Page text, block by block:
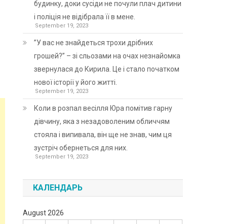
будинку, доки сусіди не почули плач дитини
і поліція не відібрала її в мене.
September 19, 2023
”У вас не знайдеться трохи дрібних
грошей?” – зі сльозами на очах незнайомка
звернулася до Кирила. Це і стало початком
нової історії у його житті.
September 19, 2023
Коли в розпал весілля Юра помітив гарну
дівчину, яка з незадоволеним обличчям
стояла і випивала, він ще не знав, чим ця
зустріч обернеться для них.
September 19, 2023
КАЛЕНДАРЬ
August 2026